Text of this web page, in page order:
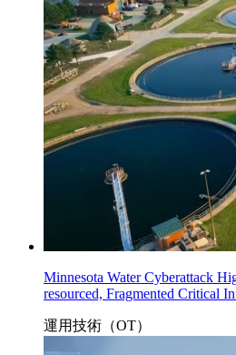
Minnesota Water Cyberattack
resourced, Fragmented Critical
運用技術（OT）